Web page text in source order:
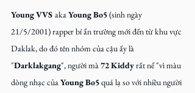
Young VVS aka Young Bo5 (sinh ngày
21/5/2001) rapper bí ẩn trường mới đến từ khu vực
Daklak, do đó tên nhóm của cậu ấy là
"Darklakgang", người mà 72 Kiddy rất nể "vì màu
dòng nhạc của Young Bo5 quá lạ so với nhiều người